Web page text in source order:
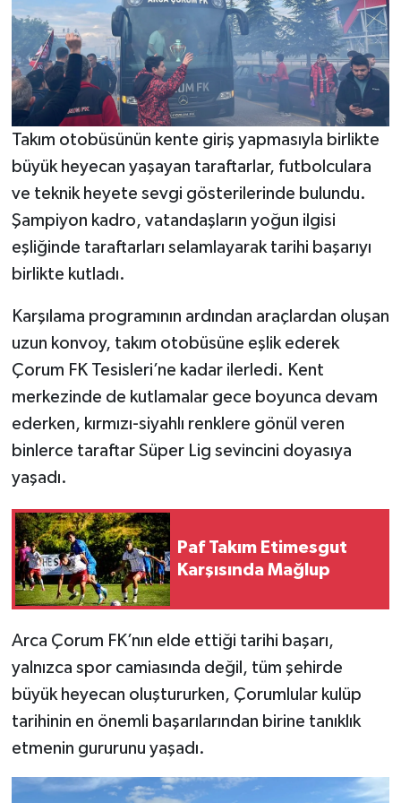
Takım otobüsünün kente giriş yapmasıyla birlikte
büyük heyecan yaşayan taraftarlar, futbolculara
ve teknik heyete sevgi gösterilerinde bulundu.
Şampiyon kadro, vatandaşların yoğun ilgisi
eşliğinde taraftarları selamlayarak tarihi başarıyı
birlikte kutladı.
Karşılama programının ardından araçlardan oluşan
uzun konvoy, takım otobüsüne eşlik ederek
Çorum FK Tesisleri’ne kadar ilerledi. Kent
merkezinde de kutlamalar gece boyunca devam
ederken, kırmızı-siyahlı renklere gönül veren
binlerce taraftar Süper Lig sevincini doyasıya
yaşadı.
Paf Takım Etimesgut
Karşısında Mağlup
Arca Çorum FK’nın elde ettiği tarihi başarı,
yalnızca spor camiasında değil, tüm şehirde
büyük heyecan oluştururken, Çorumlular kulüp
tarihinin en önemli başarılarından birine tanıklık
etmenin gururunu yaşadı.